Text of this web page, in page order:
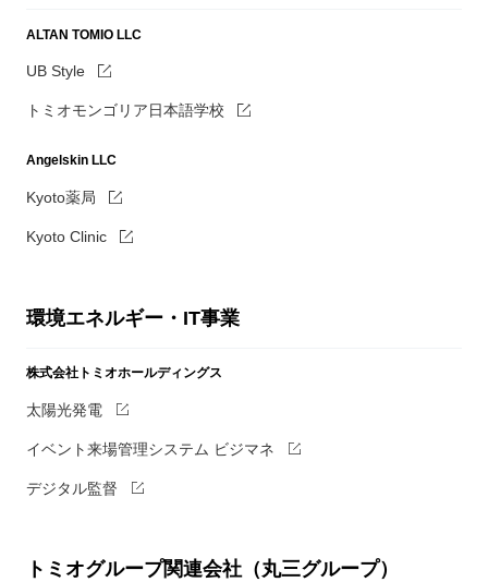
ALTAN TOMIO LLC
UB Style
トミオモンゴリア日本語学校
Angelskin LLC
Kyoto薬局
Kyoto Clinic
環境エネルギー・IT事業
株式会社トミオホールディングス
太陽光発電
イベント来場管理システム ビジマネ
デジタル監督
トミオグループ関連会社（丸三グループ）